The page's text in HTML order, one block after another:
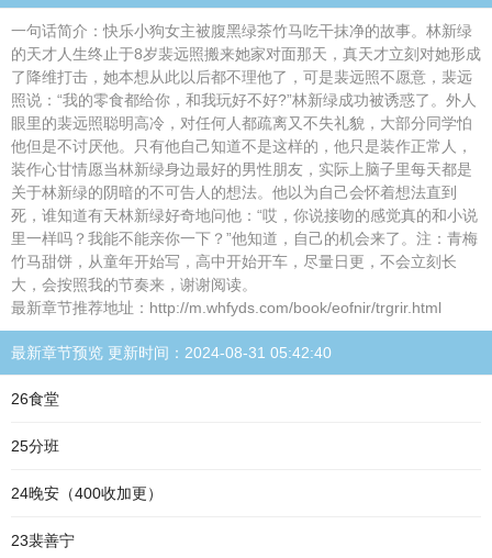
一句话简介：快乐小狗女主被腹黑绿茶竹马吃干抹净的故事。林新绿
的天才人生终止于8岁裴远照搬来她家对面那天，真天才立刻对她形成
了降维打击，她本想从此以后都不理他了，可是裴远照不愿意，裴远
照说：“我的零食都给你，和我玩好不好?”林新绿成功被诱惑了。外人
眼里的裴远照聪明高冷，对任何人都疏离又不失礼貌，大部分同学怕
他但是不讨厌他。只有他自己知道不是这样的，他只是装作正常人，
装作心甘情愿当林新绿身边最好的男性朋友，实际上脑子里每天都是
关于林新绿的阴暗的不可告人的想法。他以为自己会怀着想法直到
死，谁知道有天林新绿好奇地问他：“哎，你说接吻的感觉真的和小说
里一样吗？我能不能亲你一下？”他知道，自己的机会来了。注：青梅
竹马甜饼，从童年开始写，高中开始开车，尽量日更，不会立刻长
大，会按照我的节奏来，谢谢阅读。
最新章节推荐地址：http://m.whfyds.com/book/eofnir/trgrir.html
最新章节预览 更新时间：2024-08-31 05:42:40
26食堂
25分班
24晚安（400收加更）
23裴善宁